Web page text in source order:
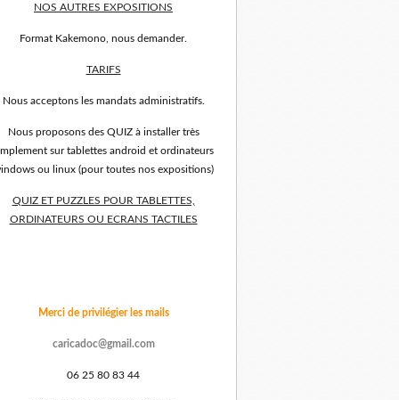
NOS AUTRES EXPOSITIONS
Format Kakemono, nous demander.
TARIFS
Nous acceptons les mandats administratifs.
Nous proposons des QUIZ à installer très
sur tablettes android et ordinateurs
ou linux (pour toutes nos expositions)
QUIZ ET PUZZLES POUR TABLETTES,
ORDINATEURS OU ECRANS TACTILES
Merci de privilégier les mails
caricadoc@gmail.com
06 25 80 83 44